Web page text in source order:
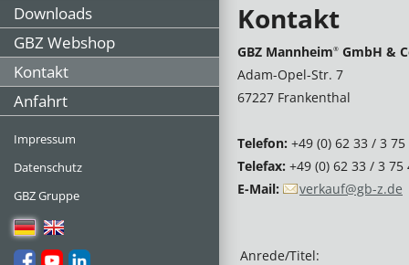
Kontakt
GBZ Mannheim® GmbH &
Adam-Opel-Str. 7
67227 Frankenthal
Telefon: +49 (0) 62 33 / 3 75
Telefax: +49 (0) 62 33 / 3 75
E-Mail:
verkauf@gb-z.de
Anrede/Titel:
Downloads
GBZ Webshop
Kontakt
Anfahrt
Impressum
Datenschutz
GBZ Gruppe